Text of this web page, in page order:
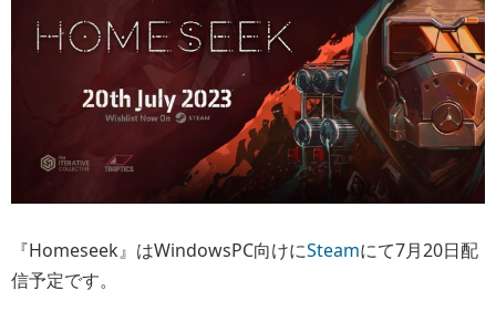
『Homeseek』はWindowsPC向けにSteamにて7月20日配
信予定です。